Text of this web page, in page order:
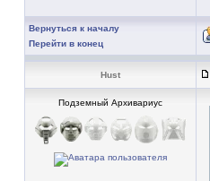
Вернуться к началу
Перейти в конец
Hust
Подземный Архивариус